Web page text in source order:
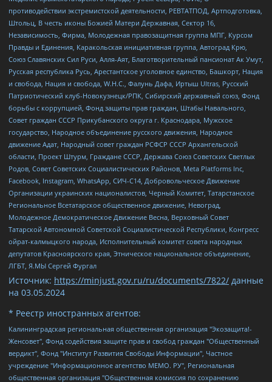
противодействии экстремистской деятельности, РЕВТАТПОД, Артподготовка,
Штольц, В честь иконы Божией Матери Державная, Сектор 16,
Независимость, Фирма, Молодежная правозащитная группа МПГ, Курсом
Правды и Единения, Каракольская инициативная группа, Автоград Крю,
Союз Славянских Сил Руси, Алля-Аят, Благотворительный пансионат Ак Умут,
Русская республика Русь, Арестантское уголовное единство, Башкорт, Нация
и свобода, Нация и свобода, W.H.С., Фалунь Дафа, Иртыш Ultras, Русский
Патриотический клуб-Новокузнецк/РПК, Сибирский державный союз, Фонд
борьбы с коррупцией, Фонд защиты прав граждан, Штабы Навального,
Совет граждан СССР Прикубанского округа г. Краснодара, Мужское
государство, Народное объединение русского движения, Народное
движение Адат, Народный совет граждан РСФСР СССР Архангельской
области, Проект Штурм, Граждане СССР, Держава Союз Советских Светлых
Родов, Совет Советских Социалистических Районов, Meta Platforms Inc,
Facebook, Instagram, WhatsApp, СИЧ-С14, Добровольческое Движение
Организации украинских националистов, Черный Комитет, Татарстанское
Региональное Всетатарское общественное движение, Невоград,
Молодежное Демократическое Движение Весна, Верховный Совет
Татарской Автономной Советской Социалистической Республики, Конгресс
ойрат-калмыцкого народа, Исполнительный комитет совета народных
депутатов Красноярского края, Этническое национальное объединение,
ЛГБТ, Я.МЫ Сергей Фургал
Источник: https://minjust.gov.ru/ru/documents/7822/ данные
на 03.05.2024
* Реестр иностранных агентов:
Калининградская региональная общественная организация "Экозащита!-Женсовет", Фонд содействия защите прав и свобод граждан "Общественный вердикт", Фонд "Институт Развития Свободы Информации", Частное учреждение "Информационное агентство МЕМО. РУ", Региональная общественная организация "Общественная комиссия по сохранению наследия академика Сахарова", Фонд поддержки свободы прессы, Санкт-Петербургская общественная правозащитная организация "Гражданский контроль", Межрегиональная общественная организация "Информационно-просветительский центр "Мемориал", Региональный Фонд "Центр Защиты Прав Средств Массовой Информации", с 05.12.2023 Фонд "Центр Защиты Прав Средств массовой информации", Региональная общественная благотворительная организация помощи беженцам и мигрантам "Гражданское содействие", Негосударственное образовательное учреждение дополнительного профессионального образования (повышение квалификации) специалистов "АКАДЕМИЯ ПО ПРАВАМ ЧЕЛОВЕКА", Свердловская региональная общественная организация "Сутяжник", Автономная некоммерческая организация "Центр независимых социологических исследований", Союз общественных объединений "Российский исследовательский центр по правам человека", Региональное общественное учреждение научно-информационный центр "МЕМОРИАЛ", Некоммерческая организация "Фонд защиты гласности", Автономная некоммерческая организация "Институт прав человека", Городская общественная организация "Екатеринбургское общество "МЕМОРИАЛ", Городская общественная организация "Рязанское историко-просветительское и правозащитное общество "Мемориал" (Рязанский Мемориал), Челябинский региональный орган общественной самодеятельности – женское общественное объединение "Женщины Евразии", Челябинский региональный орган общественной самодеятельности "Уральская правозащитная группа", Фонд содействия защите здоровья и социальной справедливости имени Андрея Рылькова, Автономная Некоммерческая Организация "Аналитический Центр Юрия Левады", Автономная некоммерческая организация социальной поддержки населения "Проект Апрель", Региональная общественная организация помощи женщинам и детям, находящимся в кризисной ситуации "Информационно-методический центр "Анна", Фонд содействия развитию массовых коммуникаций и правовому просвещению "Так-так-Так", Фонд содействия устойчивому развитию "Серебряная тайга", Свердловский региональный общественный фонд социальных проектов "Новое время", "Idel.Реалии", Кавказ.Реалии, Крым.Реалии, Телеканал Настоящее Время, Татаро-башкирская служба Радио Свобода (Azatliq Radiosi), Радио Свободная Европа/Радио Свобода (PCE/PC), "Сибирь.Реалии", "Фактограф", Благотворительный фонд помощи осужденным и их семьям, Автономная некоммерческая организация "Институт глобализации и социальных движений", Фонд "В защиту прав заключенных", Частное учреждение "Центр поддержки и содействия развитию средств массовой информации", Пензенский региональный общественный благотворительный фонд "Гражданский союз", "Север.Реалии", Некоммерческая организация Фонд "Правовая инициатива", Общество с ограниченной ответственностью "Радио Свободная Европа/Радио Свобода", Чешское информационное агентство "MEDIUM-ORIENT", Красноярская региональная общественная организация "Мы против СПИДа", Камалягин Денис Николаевич, Маркелов Сергей Евгеньевич, Пономарев Лев Александрович, Савицкая Людмила Алексеевна, Автономная некоммерческая организация "Центр по работе с проблемой насилия "НАСИЛИЮ.НЕТ", Межрегиональный профессиональный союз работников здравоохранения "Альянс врачей", Юридическое лицо, зарегистрированное в Латвийской Республике, SIA "Medusa Project" (регистрационный номер 40103797863, дата регистрации 10.06.2014), Некоммерческая организация "Фонд по борьбе с коррупцией", Автономная некоммерческая организация "Институт права и публичной политики", Баданин Роман Сергеевич, Гликин Максим Александрович, Железнова Мария Михайловна, Лукьянова Юлия Сергеевна, Маетная Елизавета Витальевна, Маняхин Петр Борисович, Чуракова Ольга Владимировна, Ярош Юлия Петровна, Юридическое лицо "The Insider SIA", зарегистрированное в Риге, Латвийская Республика (дата регистрации 26.06.2015), являющееся администратором доменного имени интернет-издания "The Insider SIA", https://theins.ru, Постернак Алексей Евгеньевич, Рубин Михаил Аркадьевич, Анин Роман Александрович, Юридическое лицо Istories fonds, зарегистрированное в Латвийской Республике (регистрационный номер 50008295751, дата регистрации 24.02.2020), Великовский Дмитрий Александрович, Долинина Ирина Николаевна, Мароховская Алеся Алексеевна, Шлейнов Роман Юрьевич, Шмагун Олеся Валентиновна, Общество с ограниченной ответственностью "Альтаир 2021", Общество с ограниченной ответственностью "Вега 2021", Общество с ограниченной ответственностью "Главный редактор 2021", Общество с ограниченной ответственностью "Ромашки монолит", Важенков Артем Валерьевич, Ивановская областная общественная организация "Центр гендерных исследований", Гурман Юрий Альбертович, Медиапроект "ОВД-Инфо", Егоров Владимир Владимирович, Жилинский Владимир Александрович, Общество с ограниченной ответственностью "ЗП", Иванова София Юрьевна, Карезина Инна Павловна, Кильтау Екатерина Викторовна, Петров Алексей Викторович, Пискунов Сергей Евгеньевич, Смирнов Сергей Сергеевич, Тихонов Михаил Сергеевич, Общество с ограниченной ответственностью "ЖУРНАЛИСТ-ИНОСТРАННЫЙ АГЕНТ", Арапова Галина Юрьевна, Вольтская Татьяна Анатольевна, Американская компания "Mason G.E.S. Anonymous Foundation" (США), являющаяся владельцем интернет-издания https://mnews.world/, Компания "Stichting Bellingcat", зарегистрированная в Нидерландах (дата регистрации 11.07.2018), Захаров Андрей Вячеславович, Клепиковская Екатерина Дмитриевна, Общество с ограниченной ответственностью "МЕМО", Перл Роман Александрович, Симонов Евгений Алексеевич, Соловьева Елена Анатольевна, Сотников Даниил Владимирович, Сурначева Елизавета Дмитриевна, Автономная некоммерческая организация по защите прав человека и информированию населения "Якутия – Наше Мнение", Общество с ограниченной ответственностью "Москоу диджитал медиа", с 26.01.2023 Общество с ограниченной ответственностью "Чайка Белые сады", Ветошкина Валерия Валерьевна, Заговора Максим Александрович, Межрегиональное общественное движение "Российская ЛГБТ - сеть", Оленичев Максим Владимирович, Павлов Иван Юрьевич, Скворцова Елена Сергеевна, Общество с ограниченной ответственностью "Как бы инагент", Кочетков Игорь Викторович, Общество с ограниченной ответственностью "Честные выборы", Еланчик Олег Александрович, Общество с ограниченной ответственностью "Нобелевский призыв", Гималова Регина Эмилевна, Григорьев Андрей Валерьевич, Григорьева Алина Александровна, Ассоциация по содействию защите прав призывников, альтернативнослужащих и военнослужащих "Правозащитная группа "Гражданин.Армия.Право", Хисамова Регина Фаритовна, Автономная некоммерческая организация по реализации социально-правовых программ "Лилит", Дальневосточное общественное движение "Маяк", Санкт-Петербургская ЛГБТ-инициативная группа "Выход", Инициативная группа ЛГБТ+ "Реверс", Алексеев Андрей Викторович, Бекбулатова Таисия Львовна, Беляев Иван Михайлович, Владыкина Елена Сергеевна, Гельман Марат Александрович, Никульшина Вероника Юрьевна, Толоконникова Надежда Андреевна, Шендерович Виктор Анатольевич, Общество с ограниченной ответственностью "Данное сообщение", Общество с ограниченной ответственностью Издательский дом "Новая глава", Айнбиндер Александра Александровна, Московский комьюнити-центр для ЛГБТ+инициатив, Благотворительный фонд развития филантропии, Deutsche Welle (Германия, Kurt-Schumacher-Strasse 3, 53113 Bonn), Борзунова Мария Михайловна, Воробьев Виктор Викторович, Голубева Анна Львовна, Константинова Алла Михайловна, Малкова Ирина Владимировна, Мурадов Мурад Абдулгалимович, Осетинская Елизавета Николаевна, Понасенков Евгений Николаевич, Ганапольский Матвей Юрьевич, Киселев Евгений Алексеевич, Борухович Ирина Григорьевна, Дремин Иван Тимофеевич, Дубровский Дмитрий Викторович, Красноярская региональная общественная организация поддержки и развития альтернативных образовательных технологий и межкультурных коммуникаций "ИНТЕРРА", Маяковская Екатерина Алексеевна, Фейгин Марк Захарович, Филимонов Андрей Викторович, Дзугкоева Регина Николаевна, Доброхотов Роман Александрович, Дудь Юрий Александрович, Елкин Сергей Владимирович, Кругликов Кирилл Игоревич, Сабунаева Мария Леонидовна, Семенов Алексей Владимирович, Шаинян Карен Багратович, Шульман Екатерина Михайловна, Асафьев Артур Валерьевич, Вахштайн Виктор Семенович, Венедиктов Алексей Алексеевич, Лушникова Екатерина Евгеньевна, Волков Леонид Михайлович, Невзоров Александр Глебович, Пархоменко Сергей Борисович, Сироткин Ярослав Николаевич, Кара-Мурза Владимир Владимирович, Баранова Наталья Владимировна, Гозман Леонид Яковлевич, Кагарлицкий Борис Юльевич, Климарев Михаил Валерьевич, Милов Владимир Станиславович, Автономная некоммерческая организация Краснодарский центр современного искусства "Типография", Моргенштерн Алишер Тагирович, Соболь Любовь Эдуардовна, Общество с ограниченной ответственностью "ЛИЗА НОРМ", Каспаров Гарри Кимович, Ходорковский Михаил Борисович, Общество с ограниченной ответственностью "Апрельские тезисы", Данилович Ирина Брониславовна, Кашин Олег Владимирович, Петров Николай Владимирович, Пивоваров Алексей Владимирович, Соколов Михаил Владимирович, Цветкова Юлия Владимировна, Чичваркин Евгений Александрович, Комитет против пыток/Команда против пыток, Общество с ограниченной ответственностью "Первый научный", Общество с ограниченной ответственностью "Вертолет и ко", Белоцерковская Вероника Борисовна, Кац Максим Евгеньевич, Лазарева Татьяна Юрьевна, Шаведдинов Руслан Табризович, Яшин Илья Валерьевич, Общество с ограниченной ответственностью "Иноагент ААВ", Алешковский Дмитрий Петрович, Альбац Евгения Марковна, Быков Дмитрий Львович, Галямина Юлия Евгеньевна, Лойко Сергей Леонидович, Мартынов Кирилл Константинович, Медведев Сергей Александрович, Крашенинников Федор Геннадиевич, Гордеева Катерина Вл